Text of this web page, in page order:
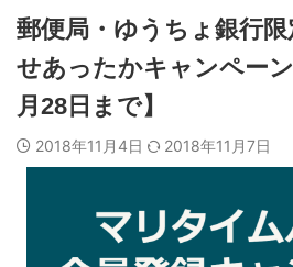
郵便局・ゆうちょ銀行
せあったかキャンペー
月28日まで】
2018年11月4日 2018年11月7日